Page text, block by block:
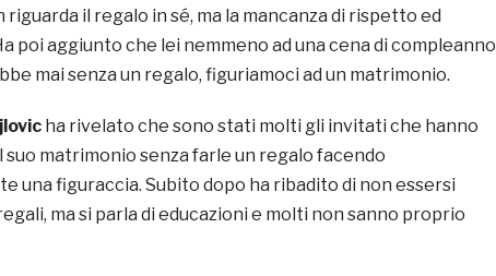
il regalo in sé, ma la mancanza di rispetto ed
poi aggiunto che lei nemmeno ad una cena di compleanno
mai senza un regalo, figuriamoci ad un matrimonio.
ha rivelato che sono stati molti gli invitati che hanno
matrimonio senza farle un regalo facendo
una figuraccia. Subito dopo ha ribadito di non essersi
ma si parla di educazioni e molti non sanno proprio